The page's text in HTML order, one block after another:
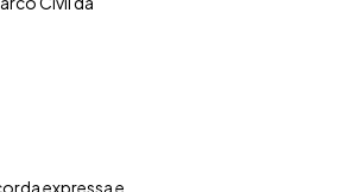
expressa e